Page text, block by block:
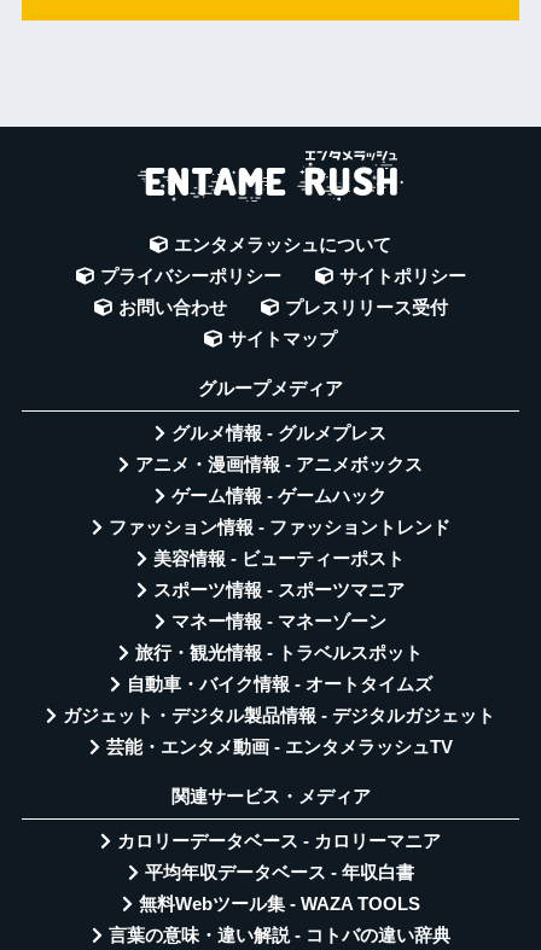
エンタメラッシュについて
プライバシーポリシー
サイトポリシー
お問い合わせ
プレスリリース受付
サイトマップ
グループメディア
グルメ情報 - グルメプレス
アニメ・漫画情報 - アニメボックス
ゲーム情報 - ゲームハック
ファッション情報 - ファッショントレンド
美容情報 - ビューティーポスト
スポーツ情報 - スポーツマニア
マネー情報 - マネーゾーン
旅行・観光情報 - トラベルスポット
自動車・バイク情報 - オートタイムズ
ガジェット・デジタル製品情報 - デジタルガジェット
芸能・エンタメ動画 - エンタメラッシュTV
関連サービス・メディア
カロリーデータベース - カロリーマニア
平均年収データベース - 年収白書
無料Webツール集 - WAZA TOOLS
言葉の意味・違い解説 - コトバの違い辞典